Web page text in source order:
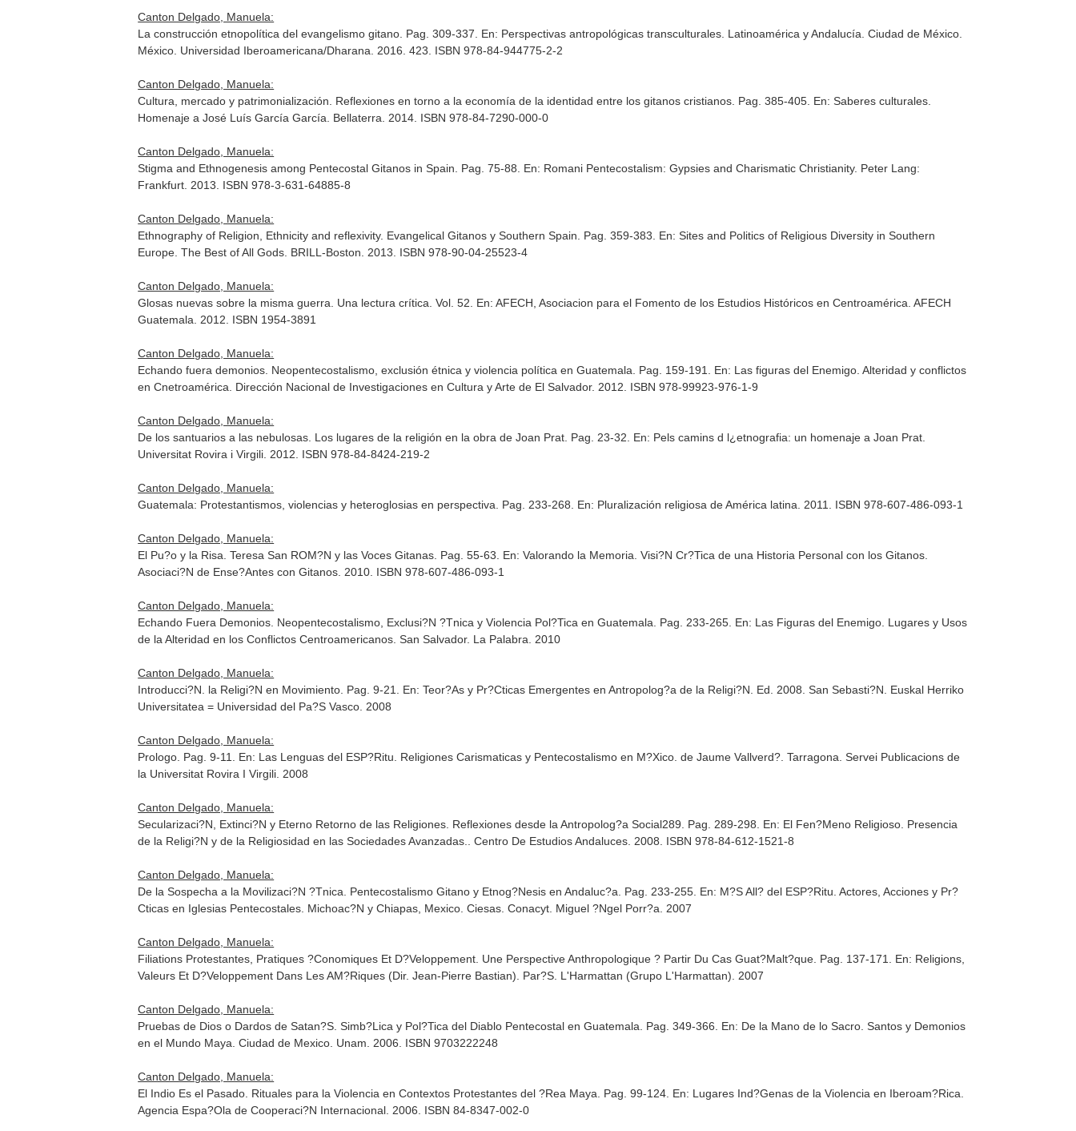
Canton Delgado, Manuela:
La construcción etnopolítica del evangelismo gitano. Pag. 309-337. En: Perspectivas antropológicas transculturales. Latinoamérica y Andalucía . Ciudad de México.
México. Universidad Iberoamericana/Dharana. 2016. 423. ISBN 978-84-944775-2-2
Canton Delgado, Manuela:
Cultura, mercado y patrimonialización. Reflexiones en torno a la economía de la identidad entre los gitanos cristianos. Pag. 385-405. En: Saberes culturales.
Homenaje a José Luís García García . Bellaterra. 2014. ISBN 978-84-7290-000-0
Canton Delgado, Manuela:
Stigma and Ethnogenesis among Pentecostal Gitanos in Spain. Pag. 75-88. En: Romani Pentecostalism: Gypsies and Charismatic Christianity. Peter Lang:
Frankfurt. 2013. ISBN 978-3-631-64885-8
Canton Delgado, Manuela:
Ethnography of Religion, Ethnicity and reflexivity. Evangelical Gitanos y Southern Spain. Pag. 359-383. En: Sites and Politics of Religious Diversity in Southern
Europe. The Best of All Gods . BRILL-Boston. 2013. ISBN 978-90-04-25523-4
Canton Delgado, Manuela:
Glosas nuevas sobre la misma guerra. Una lectura crítica. Vol. 52. En: AFECH, Asociacion para el Fomento de los Estudios Históricos en Centroamérica . AFECH
Guatemala. 2012. ISBN 1954-3891
Canton Delgado, Manuela:
Echando fuera demonios. Neopentecostalismo, exclusión étnica y violencia política en Guatemala. Pag. 159-191. En: Las figuras del Enemigo. Alteridad y conflictos
en Cnetroamérica . Dirección Nacional de Investigaciones en Cultura y Arte de El Salvador. 2012. ISBN 978-99923-976-1-9
Canton Delgado, Manuela:
De los santuarios a las nebulosas. Los lugares de la religión en la obra de Joan Prat. Pag. 23-32. En: Pels camins d l¿etnografia: un homenaje a Joan Prat
Universitat Rovira i Virgili. 2012. ISBN 978-84-8424-219-2
Canton Delgado, Manuela:
Guatemala: Protestantismos, violencias y heteroglosias en perspectiva. Pag. 233-268. En: Pluralización religiosa de América latina . 2011. ISBN 978-607-486-093-1
Canton Delgado, Manuela:
El Pu?o y la Risa. Teresa San ROM?N y las Voces Gitanas. Pag. 55-63. En: Valorando la Memoria. Visi?N Cr?Tica de una Historia Personal con los Gitanos
Asociaci?N de Ense?Antes con Gitanos. 2010. ISBN 978-607-486-093-1
Canton Delgado, Manuela:
Echando Fuera Demonios. Neopentecostalismo, Exclusi?N ?Tnica y Violencia Pol?Tica en Guatemala. Pag. 233-265. En: Las Figuras del Enemigo. Lugares y Usos
de la Alteridad en los Conflictos Centroamericanos . San Salvador. La Palabra. 2010
Canton Delgado, Manuela:
Introducci?N. la Religi?N en Movimiento. Pag. 9-21. En: Teor?As y Pr?Cticas Emergentes en Antropolog?a de la Religi?N . Ed. 2008. San Sebasti?N. Euskal Herriko
Universitatea = Universidad del Pa?S Vasco. 2008
Canton Delgado, Manuela:
Prologo. Pag. 9-11. En: Las Lenguas del ESP?Ritu. Religiones Carismaticas y Pentecostalismo en M?Xico. de Jaume Vallverd? . Tarragona. Servei Publicacions de
la Universitat Rovira I Virgili. 2008
Canton Delgado, Manuela:
Secularizaci?N, Extinci?N y Eterno Retorno de las Religiones. Reflexiones desde la Antropolog?a Social289. Pag. 289-298. En: El Fen?Meno Religioso. Presencia
de la Religi?N y de la Religiosidad en las Sociedades Avanzadas.
. Centro De Estudios Andaluces. 2008. ISBN 978-84-612-1521-8
Canton Delgado, Manuela:
De la Sospecha a la Movilizaci?N ?Tnica. Pentecostalismo Gitano y Etnog?Nesis en Andaluc?a. Pag. 233-255. En: M?S All? del ESP?Ritu. Actores, Acciones y Pr?
Cticas en Iglesias Pentecostales . Michoac?N y Chiapas, Mexico. Ciesas. Conacyt. Miguel ?Ngel Porr?a. 2007
Canton Delgado, Manuela:
Filiations Protestantes, Pratiques ?Conomiques Et D?Veloppement. Une Perspective Anthropologique ? Partir Du Cas Guat?Malt?que. Pag. 137-171. En: Religions,
Valeurs Et D?Veloppement Dans Les AM?Riques (Dir. Jean-Pierre Bastian) . Par?S. L'Harmattan (Grupo L'Harmattan). 2007
Canton Delgado, Manuela:
Pruebas de Dios o Dardos de Satan?S. Simb?Lica y Pol?Tica del Diablo Pentecostal en Guatemala. Pag. 349-366. En: De la Mano de lo Sacro. Santos y Demonios
en el Mundo Maya . Ciudad de Mexico. Unam. 2006. ISBN 9703222248
Canton Delgado, Manuela:
El Indio Es el Pasado. Rituales para la Violencia en Contextos Protestantes del ?Rea Maya. Pag. 99-124. En: Lugares Ind?Genas de la Violencia en Iberoam?Rica
Agencia Espa?Ola de Cooperaci?N Internacional. 2006. ISBN 84-8347-002-0